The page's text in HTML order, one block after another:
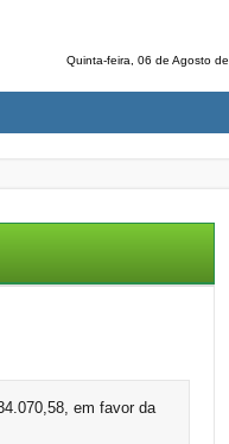
Quinta-feira, 06 de Agosto
em favor da